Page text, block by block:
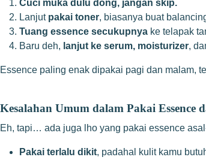
Cuci muka dulu dong, jangan skip.
Lanjut pakai toner, biasanya buat
Tuang essence secukupnya ke telapak
Baru deh, lanjut ke serum, moisturizer,
Essence paling enak dipakai pagi dan malam,
Kesalahan Umum dalam Pakai Essence
Eh, tapi… ada juga lho yang pakai essence
Pakai terlalu dikit, padahal kulit kamu